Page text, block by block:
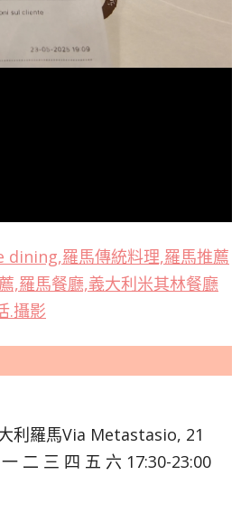
利羅馬Via Metastasio, 21
二 三 四 五 六 17:30-23:00